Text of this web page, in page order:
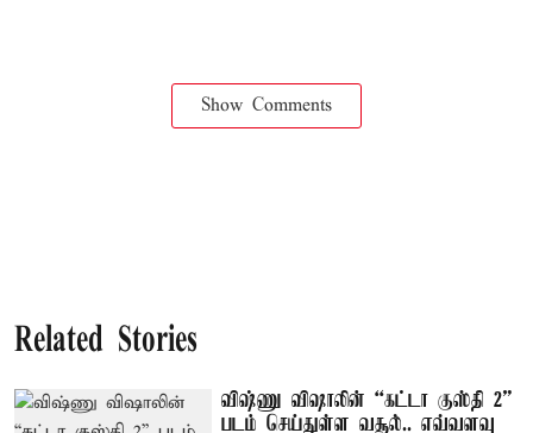
Show Comments
Related Stories
விஷ்ணு விஷாலின் “கட்டா குஸ்தி 2”
படம் செய்துள்ள வசூல்.. எவ்வளவு